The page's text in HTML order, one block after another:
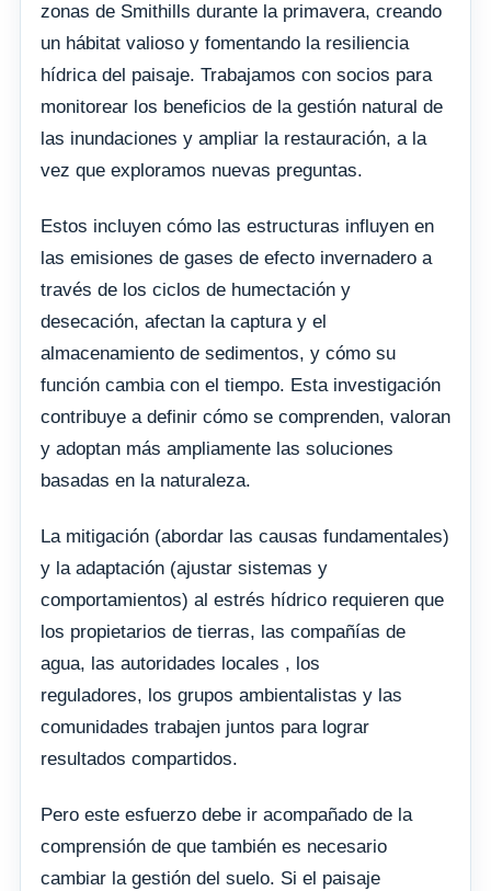
zonas de Smithills durante la primavera, creando
un hábitat valioso y fomentando la resiliencia
hídrica del paisaje. Trabajamos con socios para
monitorear los beneficios de la gestión natural de
las inundaciones y ampliar la restauración, a la
vez que exploramos nuevas preguntas.
Estos incluyen cómo las estructuras influyen en
las emisiones de gases de efecto invernadero a
través de los ciclos de humectación y
desecación, afectan la captura y el
almacenamiento de sedimentos, y cómo su
función cambia con el tiempo. Esta investigación
contribuye a definir cómo se comprenden, valoran
y adoptan más ampliamente las soluciones
basadas en la naturaleza.
La mitigación (abordar las causas fundamentales)
y la adaptación (ajustar sistemas y
comportamientos) al estrés hídrico requieren que
los propietarios de tierras, las compañías de
agua, las autoridades locales , los
reguladores, los grupos ambientalistas y las
comunidades trabajen juntos para lograr
resultados compartidos.
Pero este esfuerzo debe ir acompañado de la
comprensión de que también es necesario
cambiar la gestión del suelo. Si el paisaje